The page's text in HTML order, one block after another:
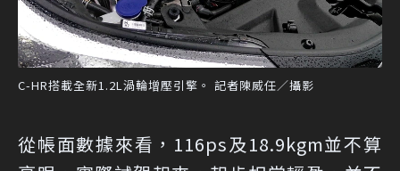
C-HR搭載全新1.2L渦輪增壓引擎。 記者陳威任／攝影
從帳面數據來看，116ps及18.9kgm並不算